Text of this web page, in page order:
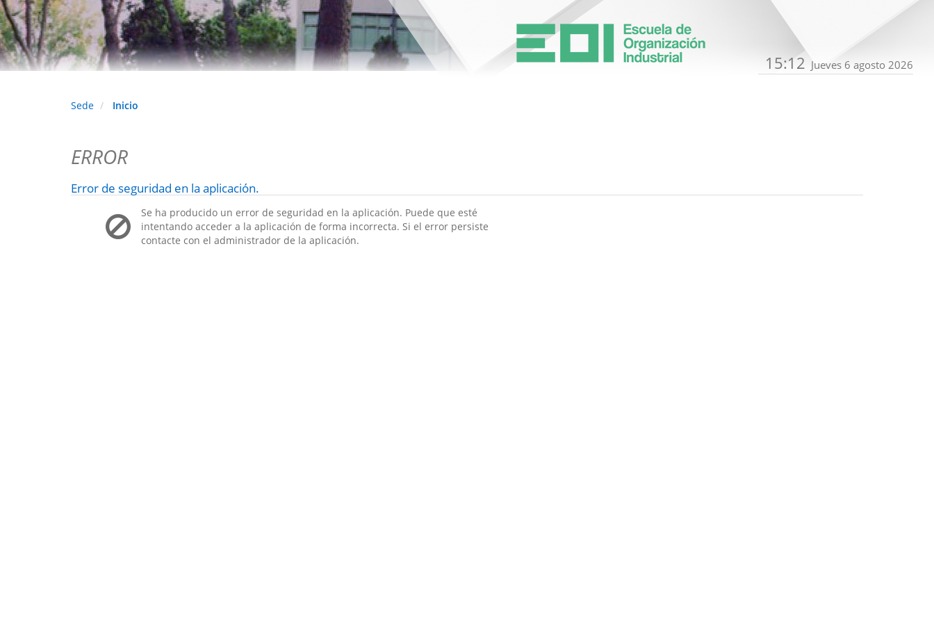
15:12 Jueves 6 agosto 2026
Sede Inicio
ERROR
Error de seguridad en la aplicación.
Se ha producido un error de seguridad en la aplicación. Puede que esté
intentando acceder a la aplicación de forma incorrecta. Si el error persiste
contacte con el administrador de la aplicación.